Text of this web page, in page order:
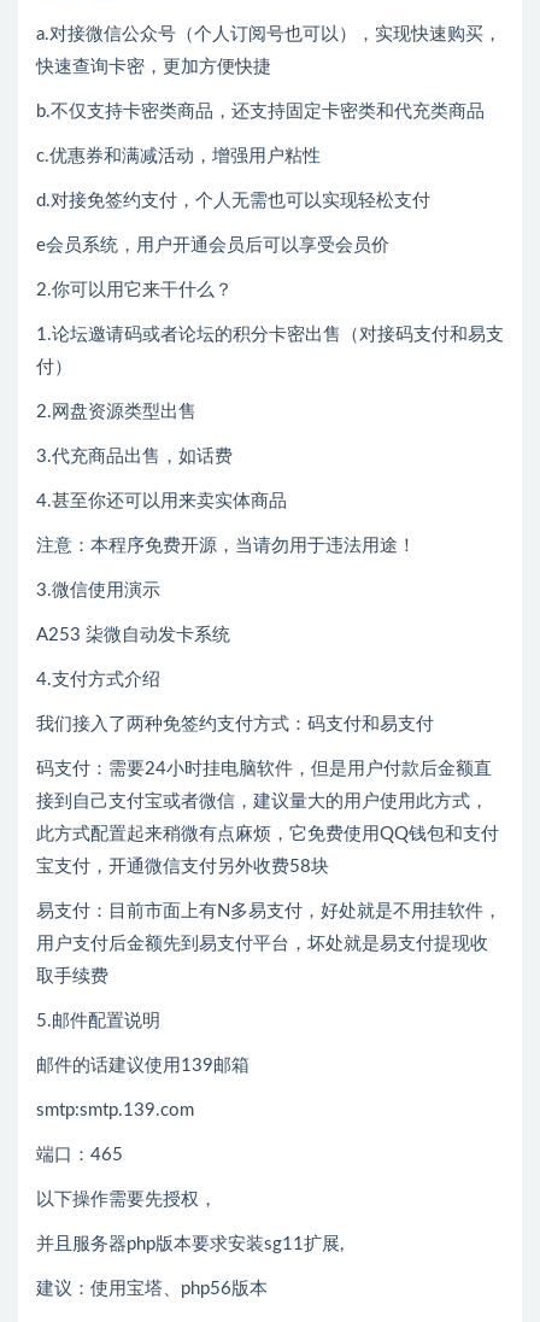
a.对接微信公众号（个人订阅号也可以），实现快速购买，
快速查询卡密，更加方便快捷
b.不仅支持卡密类商品，还支持固定卡密类和代充类商品
c.优惠券和满减活动，增强用户粘性
d.对接免签约支付，个人无需也可以实现轻松支付
e会员系统，用户开通会员后可以享受会员价
2.你可以用它来干什么？
1.论坛邀请码或者论坛的积分卡密出售（对接码支付和易支
付）
2.网盘资源类型出售
3.代充商品出售，如话费
4.甚至你还可以用来卖实体商品
注意：本程序免费开源，当请勿用于违法用途！
3.微信使用演示
A253 柒微自动发卡系统
4.支付方式介绍
我们接入了两种免签约支付方式：码支付和易支付
码支付：需要24小时挂电脑软件，但是用户付款后金额直
接到自己支付宝或者微信，建议量大的用户使用此方式，
此方式配置起来稍微有点麻烦，它免费使用QQ钱包和支付
宝支付，开通微信支付另外收费58块
易支付：目前市面上有N多易支付，好处就是不用挂软件，
用户支付后金额先到易支付平台，坏处就是易支付提现收
取手续费
5.邮件配置说明
邮件的话建议使用139邮箱
smtp:smtp.139.com
端口：465
以下操作需要先授权，
并且服务器php版本要求安装sg11扩展,
建议：使用宝塔、php56版本